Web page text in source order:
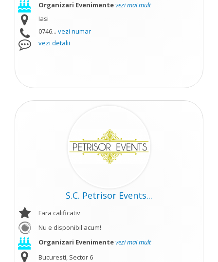
Organizari Evenimentevezi mai mult
Iasi
0746... vezi numar
vezi detalii
S.C. Petrisor Events...
Fara calificativ
Nu e disponibil acum!
Organizari Evenimentevezi mai mult
Bucuresti, Sector 6